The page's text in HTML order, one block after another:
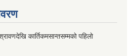
कार्तिकमसान्तसम्मको पहिलो